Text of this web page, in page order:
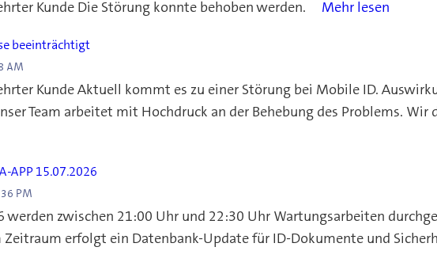
Kunde Die Störung konnte behoben werden. Mehr lesen
beeinträchtigt
AM
Kunde Aktuell kommt es zu einer Störung bei Mobile ID.
Team arbeitet mit Hochdruck an der Behebung des Problems.
APP 15.07.2026
PM
zwischen 21:00 Uhr und 22:30 Uhr Wartungsarbeiten
erfolgt ein Datenbank-Update für ID-Dokumente und